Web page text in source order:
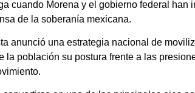
cuando Morena y el gobierno federal han
de la soberanía mexicana.
anunció una estrategia nacional de
la población su postura frente a las